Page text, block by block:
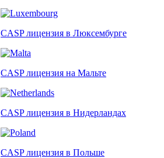
CASP лицензия в Люксембурге
CASP лицензия на Мальте
CASP лицензия в Нидерландах
CASP лицензия в Польше